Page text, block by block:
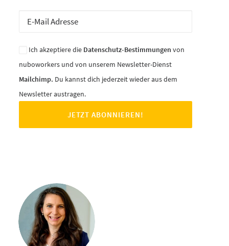
Ich akzeptiere die Datenschutz-Bestimmungen von
nuboworkers und von unserem Newsletter-Dienst
Mailchimp. Du kannst dich jederzeit wieder aus dem
Newsletter austragen.